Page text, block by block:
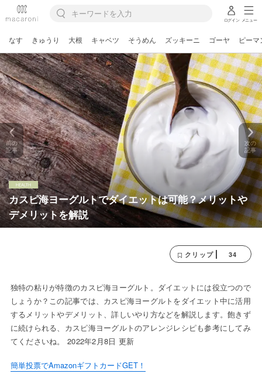
ログイン メニュー
なす きゅうり 大根 キャベツ そうめん ズッキーニ ゴーヤ ピーマ
カスピ海ヨーグルトでダイエットは可能？メリットや
デメリットを解説
前の
記事
次の
記事
クリップ 34
独特の粘りが特徴のカスピ海ヨーグルト。ダイエットには役立つので
しょうか？この記事では、カスピ海ヨーグルトをダイエット中に活用
するメリットやデメリット、詳しいやり方などを解説します。飽きず
に続けられる、カスピ海ヨーグルトのアレンジレシピも参考にしてみ
てくださいね。 2022年2月8日 更新
簡単投票でAmazonギフトカードGET！